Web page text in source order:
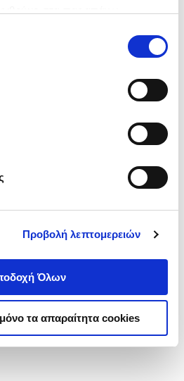
από τα παρακάτω με την
να ενημερωθείτε σχετικά με
Προβολή λεπτομερειών
Όλων
τα απαραίτητα cookies